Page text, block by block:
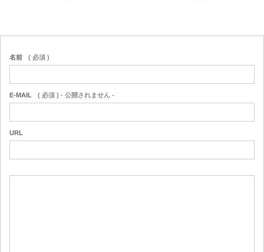
名前 ( 必須 )
E-MAIL ( 必須 ) - 公開されません -
URL